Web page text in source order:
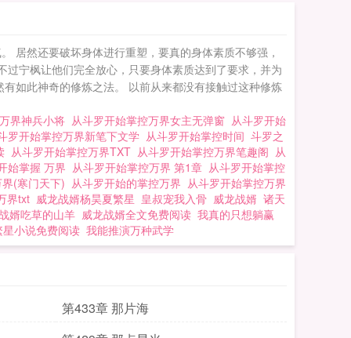
居然还要破坏身体进行重塑，要真的身体素质不够强，
宁枫让他们完全放心，只要身体素质达到了要求，并为
如此神奇的修炼之法。 以前从来都没有接触过这种修炼
界神兵小将 从斗罗开始掌控万界女主无弹窗 从斗罗开始
罗开始掌控万界新笔下文学 从斗罗开始掌控时间 斗罗之
从斗罗开始掌控万界TXT 从斗罗开始掌控万界笔趣阁 从
始掌握 万界 从斗罗开始掌控万界 第1章 从斗罗开始掌控
(寒门天下) 从斗罗开始的掌控万界 从斗罗开始掌控万界
界txt 威龙战婿杨昊夏繁星 皇叔宠我入骨 威龙战婿 诸天
婿吃草的山羊 威龙战婿全文免费阅读 我真的只想躺赢
小说免费阅读 我能推演万种武学
第433章 那片海